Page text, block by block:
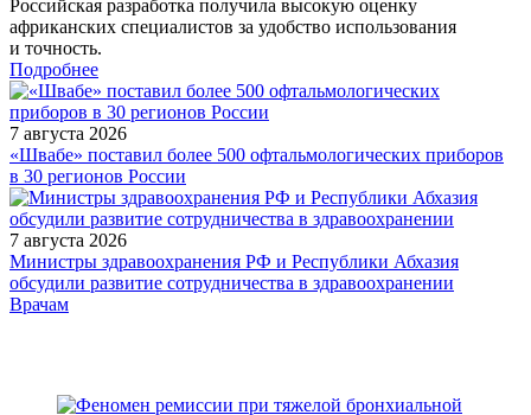
Российская разработка получила высокую оценку
африканских специалистов за удобство использования
и точность.
Подробнее
7 августа 2026
«Швабе» поставил более 500 офтальмологических приборов
в 30 регионов России
7 августа 2026
Министры здравоохранения РФ и Республики Абхазия
обсудили развитие сотрудничества в здравоохранении
/doctor/gastroenterology/zhelchnokamennaya-bolezn-
Врачам